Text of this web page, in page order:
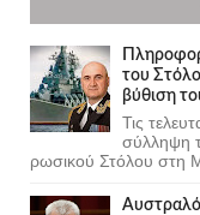
του
βύθιση
Τις
σύλληψη
ρωσικού Στόλου στη